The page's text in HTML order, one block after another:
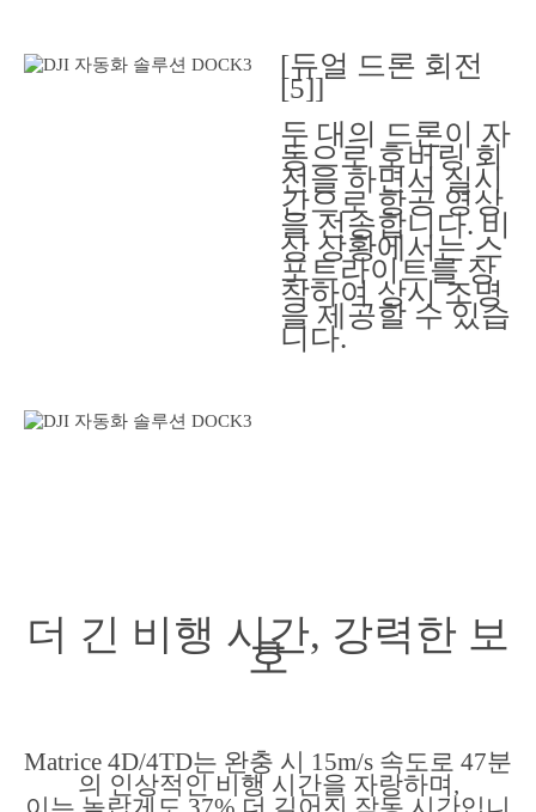
[듀얼 드론 회전
[5]]
두 대의 드론이 자
동으로 호버링 회
전을 하면서 실시
간으로 항공 영상
을 전송합니다. 비
상 상황에서는 스
포트라이트를 장
착하여 상시 조명
을 제공할 수 있습
니다.
더 긴 비행 시간, 강력한 보
호
Matrice 4D/4TD는 완충 시 15m/s 속도로 47분
의 인상적인 비행 시간을 자랑하며,